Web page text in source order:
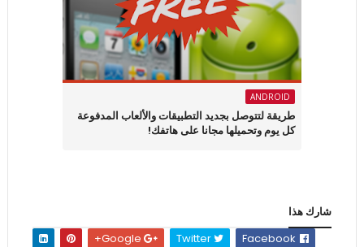
ANDROID
طريقة لتتوصل بجديد التطبيقات والألعاب المدفوعة
كل يوم وتحميلها مجانا على هاتفك!
شارك هذا
Twitter